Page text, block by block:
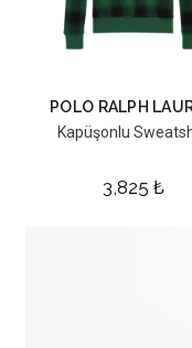
POLO RALPH
Kapüşonlu
3,825 ₺